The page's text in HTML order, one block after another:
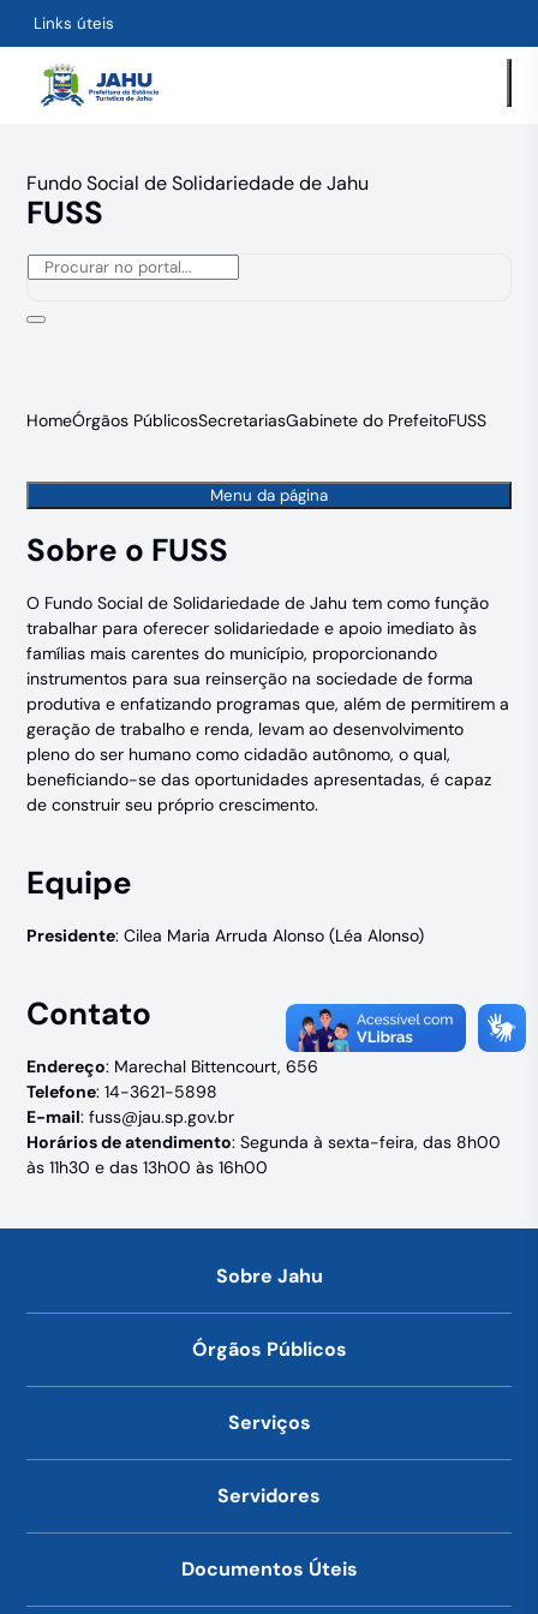
Links úteis
Fundo Social de Solidariedade de Jahu
FUSS
HomeÓrgãos PúblicosSecretariasGabinete do PrefeitoFUSS
Menu da página
Sobre o FUSS
O Fundo Social de Solidariedade de Jahu tem como função
trabalhar para oferecer solidariedade e apoio imediato às
famílias mais carentes do município, proporcionando
instrumentos para sua reinserção na sociedade de forma
produtiva e enfatizando programas que, além de permitirem a
geração de trabalho e renda, levam ao desenvolvimento
pleno do ser humano como cidadão autônomo, o qual,
beneficiando-se das oportunidades apresentadas, é capaz
de construir seu próprio crescimento.
Equipe
Presidente: Cilea Maria Arruda Alonso (Léa Alonso)
Contato
Endereço: Marechal Bittencourt, 656
Telefone: 14-3621-5898
E-mail:fuss@jau.sp.gov.br
Horários de atendimento: Segunda à sexta-feira, das 8h00
às 11h30 e das 13h00 às 16h00
Sobre Jahu
Órgãos Públicos
Serviços
Servidores
Documentos Úteis